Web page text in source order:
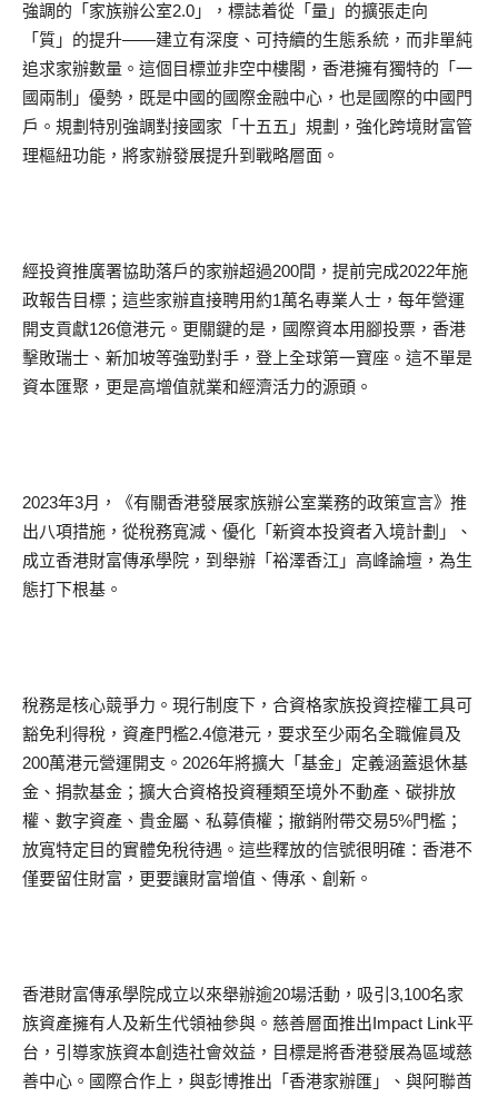
強調的「家族辦公室2.0」，標誌着從「量」的擴張走向
「質」的提升——建立有深度、可持續的生態系統，而非單純
追求家辦數量。這個目標並非空中樓閣，香港擁有獨特的「一
國兩制」優勢，既是中國的國際金融中心，也是國際的中國門
戶。規劃特別強調對接國家「十五五」規劃，強化跨境財富管
理樞紐功能，將家辦發展提升到戰略層面。
經投資推廣署協助落戶的家辦超過200間，提前完成2022年施
政報告目標；這些家辦直接聘用約1萬名專業人士，每年營運
開支貢獻126億港元。更關鍵的是，國際資本用腳投票，香港
擊敗瑞士、新加坡等強勁對手，登上全球第一寶座。這不單是
資本匯聚，更是高增值就業和經濟活力的源頭。
2023年3月，《有關香港發展家族辦公室業務的政策宣言》推
出八項措施，從稅務寬減、優化「新資本投資者入境計劃」、
成立香港財富傳承學院，到舉辦「裕澤香江」高峰論壇，為生
態打下根基。
稅務是核心競爭力。現行制度下，合資格家族投資控權工具可
豁免利得稅，資產門檻2.4億港元，要求至少兩名全職僱員及
200萬港元營運開支。2026年將擴大「基金」定義涵蓋退休基
金、捐款基金；擴大合資格投資種類至境外不動產、碳排放
權、數字資產、貴金屬、私募債權；撤銷附帶交易5%門檻；
放寬特定目的實體免稅待遇。這些釋放的信號很明確：香港不
僅要留住財富，更要讓財富增值、傳承、創新。
香港財富傳承學院成立以來舉辦逾20場活動，吸引3,100名家
族資產擁有人及新生代領袖參與。慈善層面推出Impact Link平
台，引導家族資本創造社會效益，目標是將香港發展為區域慈
善中心。國際合作上，與彭博推出「香港家辦匯」、與阿聯酋